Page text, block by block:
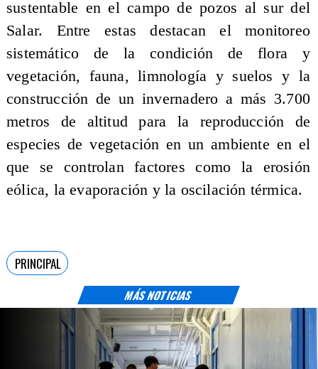
MÁS NOTICIAS
sustentable en el campo de pozos al sur del
Salar. Entre estas destacan el monitoreo
sistemático de la condición de flora y
vegetación, fauna, limnología y suelos y la
construcción de un invernadero a más 3.700
metros de altitud para la reproducción de
especies de vegetación en un ambiente en el
que se controlan factores como la erosión
eólica, la evaporación y la oscilación térmica.
PRINCIPAL